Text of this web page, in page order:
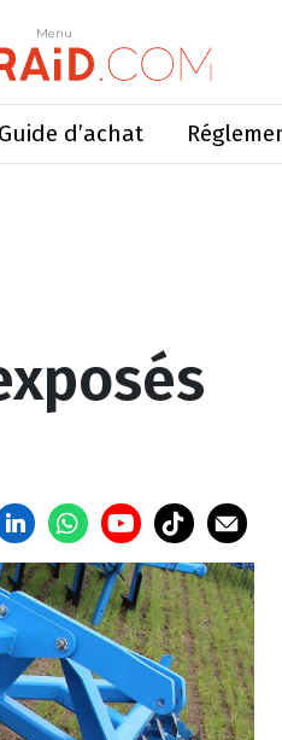
Menu
Guide d’achat
Menu
Culturales